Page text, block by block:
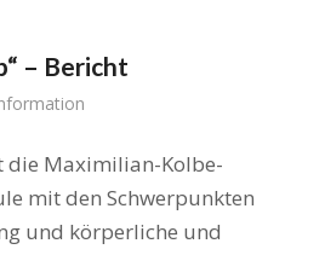
– Bericht
die Maximilian-Kolbe-
mit den Schwerpunkten
und körperliche und